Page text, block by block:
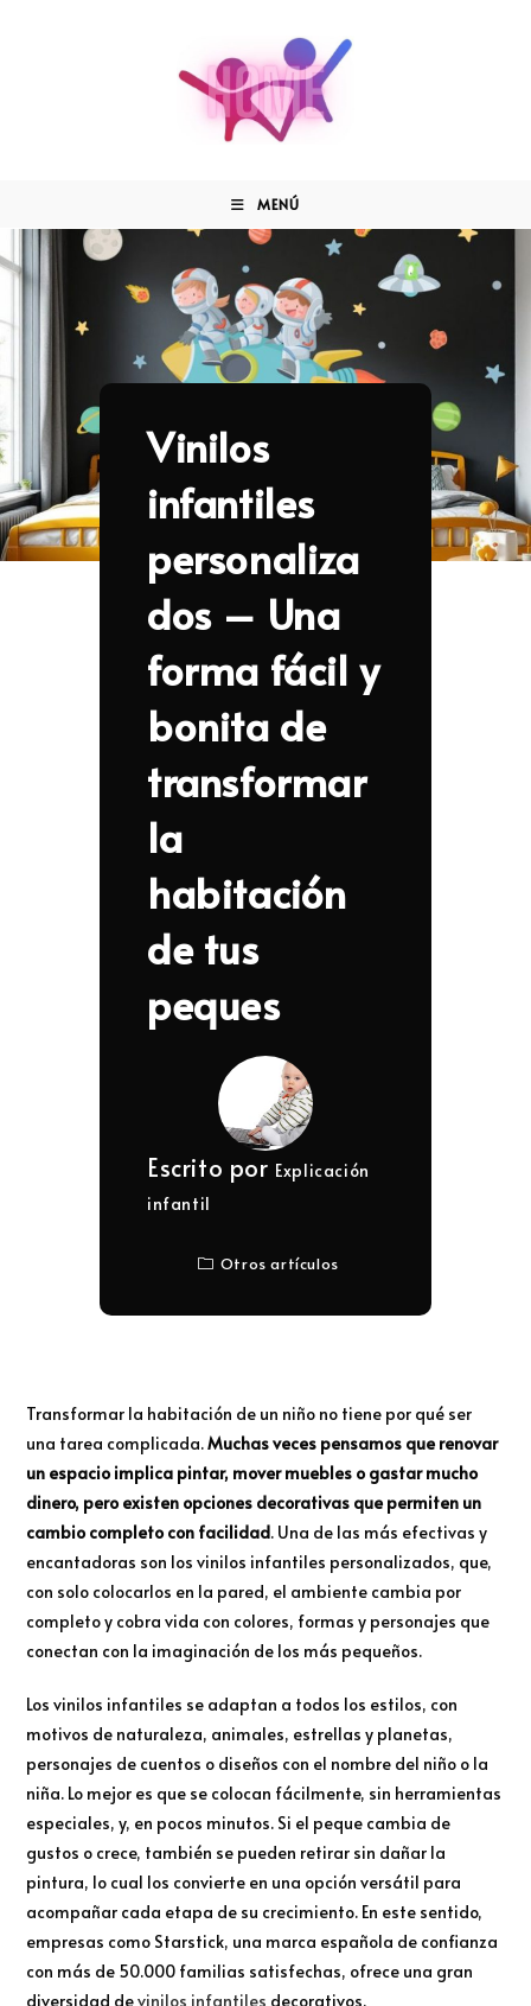
MENÚ
Vinilos
infantiles
personaliza
dos – Una
forma fácil y
bonita de
transformar
la
habitación
de tus
peques
Escrito por Explicación
infantil
Otros artículos
Transformar la habitación de un niño no tiene por qué ser
una tarea complicada.Muchas veces pensamos que renovar
un espacio implica pintar, mover muebles o gastar mucho
dinero, pero existen opciones decorativas que permiten un
cambio completo con facilidad. Una de las más efectivas y
encantadoras son los vinilos infantiles personalizados, que,
con solo colocarlos en la pared, el ambiente cambia por
completo y cobra vida con colores, formas y personajes que
conectan con la imaginación de los más pequeños.
Los vinilos infantiles se adaptan a todos los estilos, con
motivos de naturaleza, animales, estrellas y planetas,
personajes de cuentos o diseños con el nombre del niño o la
niña. Lo mejor es que se colocan fácilmente, sin herramientas
especiales, y, en pocos minutos. Si el peque cambia de
gustos o crece, también se pueden retirar sin dañar la
pintura, lo cual los convierte en una opción versátil para
acompañar cada etapa de su crecimiento. En este sentido,
empresas como Starstick, una marca española de confianza
con más de 50.000 familias satisfechas, ofrece una gran
diversidad devinilos infantiles decorativos.